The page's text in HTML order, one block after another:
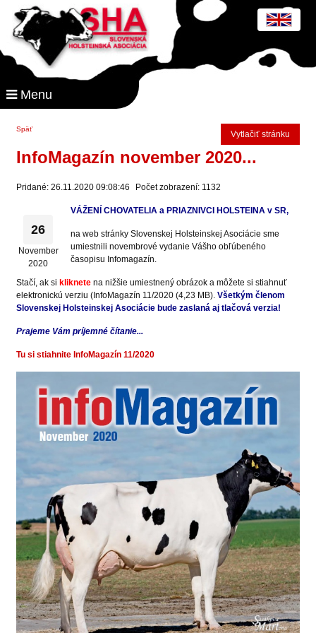
Menu
Späť
Vytlačiť stránku
InfoMagazín november 2020...
Pridané: 26.11.2020 09:08:46 Počet zobrazení: 1132
26
November
2020
VÁŽENÍ CHOVATELIA a PRIAZNIVCI HOLSTEINA v SR,
na web stránky Slovenskej Holsteinskej Asociácie sme
umiestnili novembrové vydanie Vášho obľúbeného
časopisu Infomagazín.
Stačí, ak si kliknete na nižšie umiestnený obrázok a môžete si stiahnuť
elektronickú verziu (InfoMagazín 11/2020 (4,23 MB). Všetkým členom
Slovenskej Holsteinskej Asociácie bude zaslaná aj tlačová verzia!
Prajeme Vám príjemné čítanie...
Tu si stiahnite InfoMagazín 11/2020